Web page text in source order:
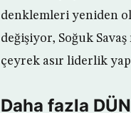
denklemleri yeniden
değişiyor, Soğuk
çeyrek asır liderlik
Daha fazla